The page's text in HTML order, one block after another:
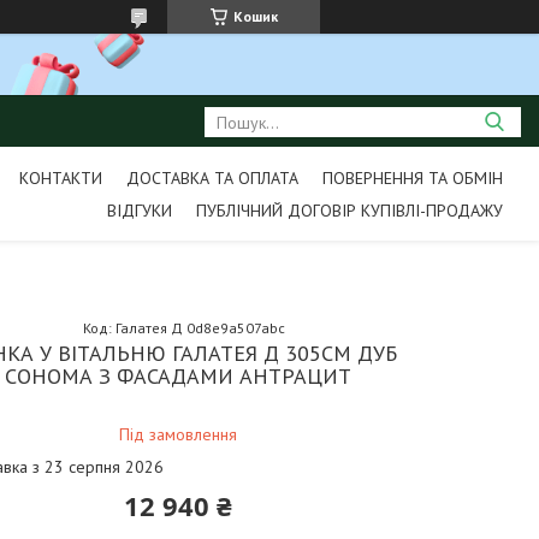
Кошик
КОНТАКТИ ДОСТАВКА ТА ОПЛАТА
ПОВЕРНЕННЯ ТА ОБМІН
ВІДГУКИ
ПУБЛІЧНИЙ ДОГОВІР КУПІВЛІ-ПРОДАЖУ
У ВІТАЛЬНЮ ГАЛАТЕЯ Д 305СМ ДУБ
СОНОМА З ФАСАДАМИ АНТРАЦИТ
Під замовлення
Код: Галатея Д 0d8e9a507abc
з 23 серпня 2026
12 940 ₴